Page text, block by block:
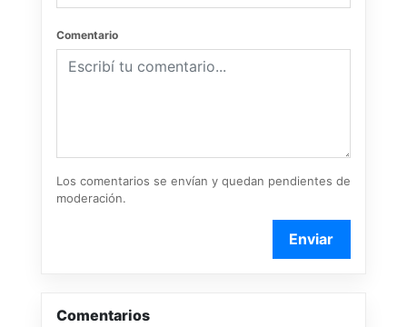
Comentario
Los comentarios se envían y quedan pendientes de
moderación.
Enviar
Comentarios